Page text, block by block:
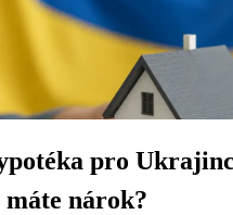
pro
máte nárok?